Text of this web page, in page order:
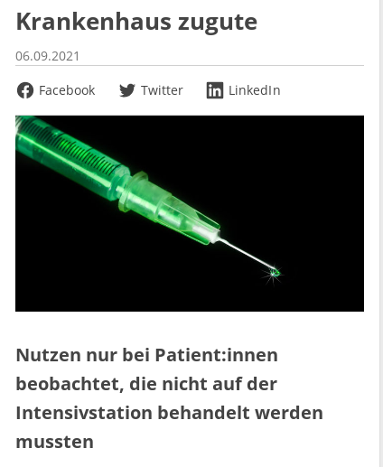
Krankenhaus zugute
06.09.2021
Facebook
Twitter LinkedIn
Nutzen nur bei Patient:innen
beobachtet, die nicht auf der
Intensivstation behandelt werden
mussten